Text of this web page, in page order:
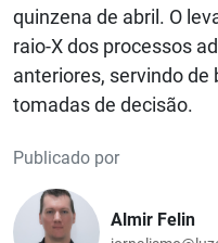
quinzena de abril. O
raio-X dos processos
anteriores, servindo
tomadas de decisão.
Publicado por
Almir Felin